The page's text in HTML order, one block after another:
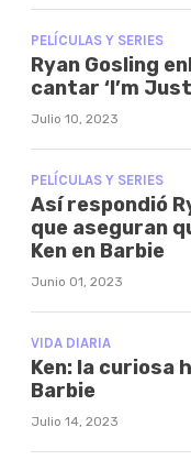
PELÍCULAS Y SERIES
Ryan Gosling
cantar ‘I’m
Julio 10, 2023
PELÍCULAS Y SERIES
Así respondió
que aseguran
Ken en Barbie
Junio 01, 2023
VIDA DIARIA
Ken: la curiosa
Barbie
Julio 14, 2023